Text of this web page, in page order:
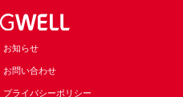
お知らせ
お問い合わせ
プライバシーポリシー